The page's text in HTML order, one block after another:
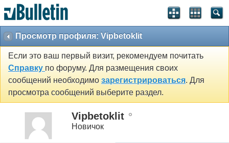
Просмотр профиля: Vipbetoklit
Если это ваш первый визит, рекомендуем почитать
Справку по форуму. Для размещения своих
сообщений необходимо зарегистрироваться. Для
просмотра сообщений выберите раздел.
Vipbetoklit
Новичок